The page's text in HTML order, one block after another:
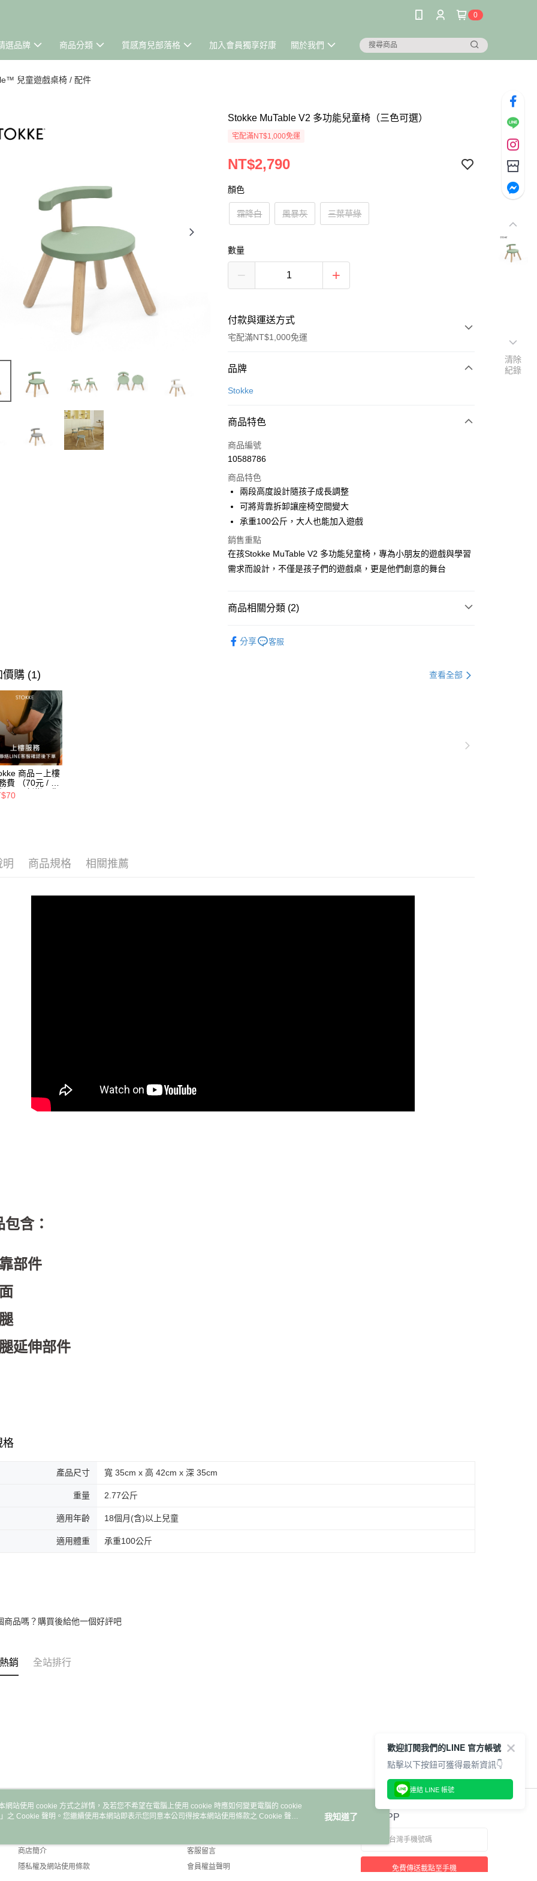
0
選品牌 商品分類 質感育兒部落格 加入會員獨享好康 關於我們
兒童遊戲桌椅 / 配件
Stokke MuTable V2 多功能兒童椅（三色可選）
宅配滿NT$1,000免運
NT$2,790
顏色
霜降白 風暴灰 三葉草綠
數量
付款與運送方式
宅配滿NT$1,000免運
付款方式
信用卡一次付款
ATM付款
運送方式
新航貨運
每筆NT$150，滿NT$1,000(含以上)免運費
新航貨運-外島(每件)
每筆NT$450
品牌
Stokke
商品特色
商品編號
10588786
商品特色
兩段高度設計隨孩子成長調整
可將背靠拆卸讓座椅空間變大
承重100公斤，大人也能加入遊戲
銷售重點
在孩Stokke MuTable V2 多功能兒童椅，專為小朋友的遊戲與學習
需求而設計，不僅是孩子們的遊戲桌，更是他們創意的舞台
商品相關分類 (2)
桌椅 / 配件
分享 客服
價購 (1) 查看全部
商品－上樓
費 （70元 / 每
層，建議選購
絡客服確認總
明 商品規格 相關推薦
含：
部件
延伸部件
格
產品尺寸 寬 35cm x 高 42cm x 深 35cm
重量 2.77公斤
適用年齡 18個月(含)以上兒童
適用體重 承重100公斤
商品嗎？購買後給他一個好評吧
銷 全站排行
關於我們
商店簡介
隱私權及網站使用條款
客服資訊
客服留言
會員權益聲明
官方APP
免費傳送載點至手機
清除
紀錄
網站使用 cookie 方式之詳情，及若您不希望在電腦上使用 cookie 時應如何變更電腦的 cookie
」之 Cookie 聲明。您繼續使用本網站即表示您同意本公司得按本網站使用條款之 Cookie 聲明
我知道了
歡迎訂閱我們的LINE 官方帳號
點擊以下按鈕可獲得最新資訊👇
連結 LINE 帳號